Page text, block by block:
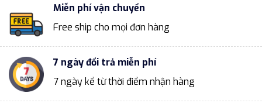
Miễn phí vận chuyển
Free ship cho mọi đơn hàng
7 ngày đổi trả miễn phí
7 ngày kể từ thời điểm nhận hàng